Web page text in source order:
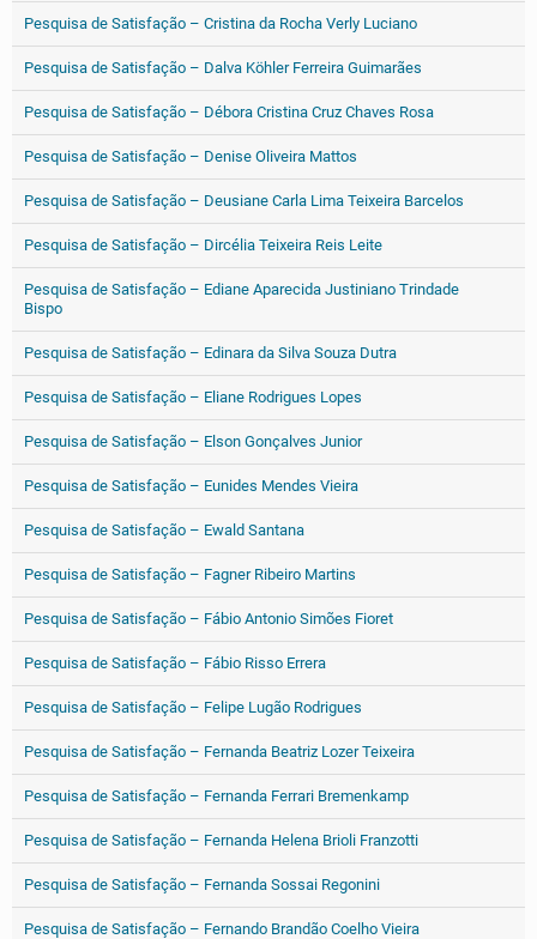
Pesquisa de Satisfação – Cristina da Rocha Verly Luciano
Pesquisa de Satisfação – Dalva Köhler Ferreira Guimarães
Pesquisa de Satisfação – Débora Cristina Cruz Chaves Rosa
Pesquisa de Satisfação – Denise Oliveira Mattos
Pesquisa de Satisfação – Deusiane Carla Lima Teixeira Barcelos
Pesquisa de Satisfação – Dircélia Teixeira Reis Leite
Pesquisa de Satisfação – Ediane Aparecida Justiniano Trindade
Bispo
Pesquisa de Satisfação – Edinara da Silva Souza Dutra
Pesquisa de Satisfação – Eliane Rodrigues Lopes
Pesquisa de Satisfação – Elson Gonçalves Junior
Pesquisa de Satisfação – Eunides Mendes Vieira
Pesquisa de Satisfação – Ewald Santana
Pesquisa de Satisfação – Fagner Ribeiro Martins
Pesquisa de Satisfação – Fábio Antonio Simões Fioret
Pesquisa de Satisfação – Fábio Risso Errera
Pesquisa de Satisfação – Felipe Lugão Rodrigues
Pesquisa de Satisfação – Fernanda Beatriz Lozer Teixeira
Pesquisa de Satisfação – Fernanda Ferrari Bremenkamp
Pesquisa de Satisfação – Fernanda Helena Brioli Franzotti
Pesquisa de Satisfação – Fernanda Sossai Regonini
Pesquisa de Satisfação – Fernando Brandão Coelho Vieira